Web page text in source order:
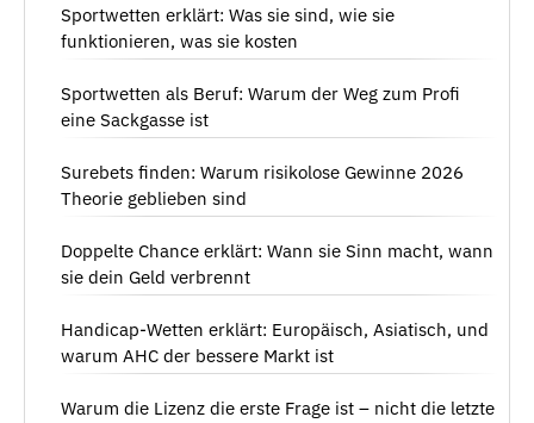
Sportwetten erklärt: Was sie sind, wie sie
funktionieren, was sie kosten
Sportwetten als Beruf: Warum der Weg zum Profi
eine Sackgasse ist
Surebets finden: Warum risikolose Gewinne 2026
Theorie geblieben sind
Doppelte Chance erklärt: Wann sie Sinn macht, wann
sie dein Geld verbrennt
Handicap-Wetten erklärt: Europäisch, Asiatisch, und
warum AHC der bessere Markt ist
Warum die Lizenz die erste Frage ist – nicht die letzte